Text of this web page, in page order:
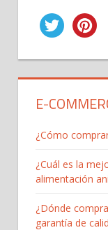
E-
¿Cómo
¿Cuál es la
alimentación
¿Dónde
garantía de